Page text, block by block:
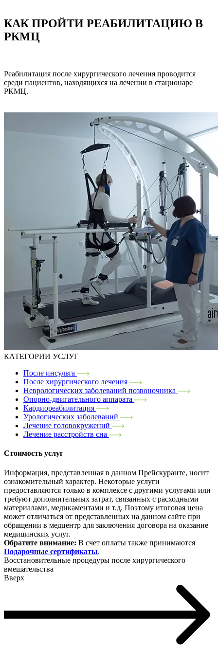
КАК ПРОЙТИ РЕАБИЛИТАЦИЮ В
РКМЦ
Реабилитация после хирургического лечения проводится
среди пациентов, находящихся на лечении в стационаре
РКМЦ.
КАТЕГОРИИ УСЛУГ
После инсульта
После хирургического лечения
Неврологических заболеваний позвоночника
Опорно-двигательного аппарата
Кардиореабилитация
Урологических заболеваний
Лечение головокружений
Лечение расстройств сна
Стоимость услуг
Информация, представленная в данном Прейскуранте, носит
ознакомительный характер. Некоторые услуги
предоставляются только в комплексе с другими услугами или
требуют дополнительных затрат, связанных с расходными
материалами, медикаментами и т.д. Поэтому итоговая цена
может отличаться от представленных на данном сайте при
обращении в медцентр для заключения договора на оказание
медицинских услуг.
Обратите внимание: В счет оплаты также принимаются
Подарочные сертификаты.
Восстановительные процедуры после хирургического
вмешательства
Вверх